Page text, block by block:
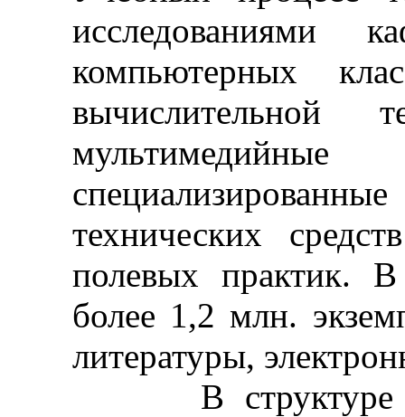
исследованиями
компьютерных
вычислительной
технических
полевых практик. В
более 1,2 млн.
литературы,
В структуре